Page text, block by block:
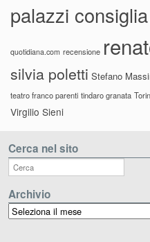
palazzi consiglia
quotidiana.com recensione
silvia poletti Stefano
teatro franco parenti tindaro granata
Virgilio Sieni
Cerca nel sito
Archivio
Archivio